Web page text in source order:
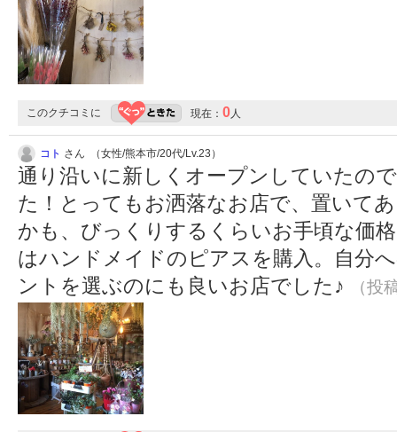
このクチコミに 現在： 0 人
コト さん （女性/熊本市/20代/Lv.23）
通り沿いに新しくオープンしていたの
た！とってもお洒落なお店で、置いて
かも、びっくりするくらいお手頃な価
はハンドメイドのピアスを購入。自分
ントを選ぶのにも良いお店でした♪
（